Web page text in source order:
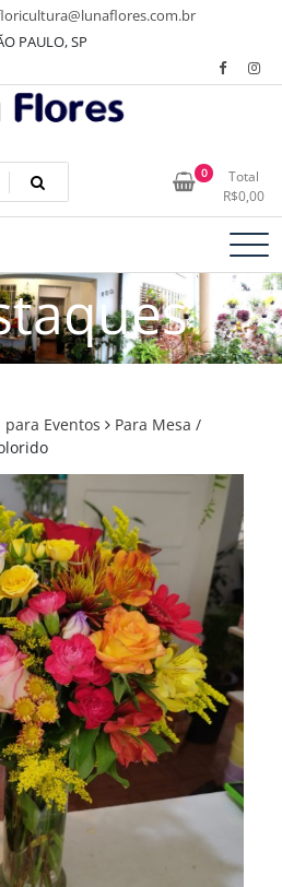
PAULO, SP
Flores – Vila
Presentes e
flores naturais arranjos, buques
0
Total
R$0,00
Eventos
Para Mesa /